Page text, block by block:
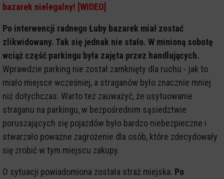
bazarek nielegalny! [WIDEO]
Po interwencji radnego Łuby bazarek miał zostać
zlikwidowany. Tak się jednak nie stało. W minioną sobotę
wciąż część parkingu była zajęta przez handlujących.
Wprawdzie parking nie został zamknięty dla ruchu - jak to
miało miejsce wcześniej, a straganów było znacznie mniej
niż dotychczas. Warto też zauważyć, że usytuowanie
straganu na parkingu, w bezpośrednim sąsiedztwie
poruszających się pojazdów było bardzo niebezpieczne i
stwarzało poważne zagrożenie dla osób, które zdecydowały
się zrobić w tym miejscu zakupy.
O sytuacji powiadomiona została straż miejska. Po